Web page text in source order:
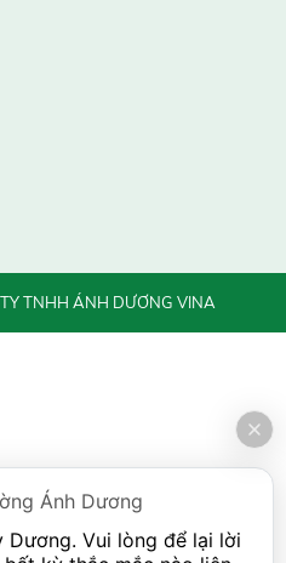
TNHH ÁNH DƯƠNG VINA
Ánh Dương
Dương. Vui lòng để lại lời